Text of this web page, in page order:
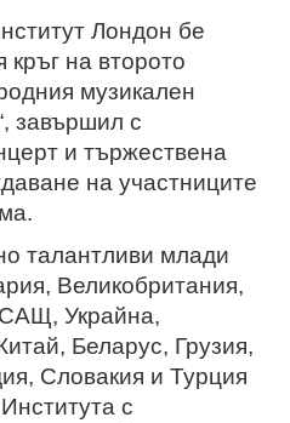
Лондон бе
на второто
музикален
завършил с
и тържествена
на участниците
талантливи млади
Великобритания,
Украйна,
Беларус, Грузия,
Словакия и Турция
с